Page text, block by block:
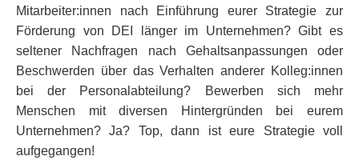
Mitarbeiter:innen nach Einführung eurer Strategie zur
Förderung von DEI länger im Unternehmen? Gibt es
seltener Nachfragen nach Gehaltsanpassungen oder
Beschwerden über das Verhalten anderer Kolleg:innen
bei der Personalabteilung? Bewerben sich mehr
Menschen mit diversen Hintergründen bei eurem
Unternehmen? Ja? Top, dann ist eure Strategie voll
aufgegangen!